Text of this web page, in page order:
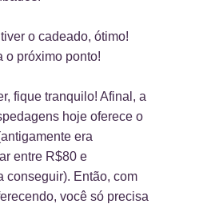
o cadeado, ótimo!
o próximo ponto!
fique tranquilo! Afinal, a
hoje oferece o
era
entre R$80 e
conseguir). Então, com
você só precisa